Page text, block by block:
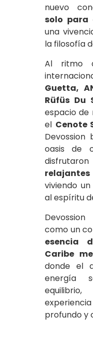
nuevo
solo para
una
la filosofía
Al ritmo
Guetta,
Rüfüs Du
espacio de
el Cenote
Devossion
oasis de
viviendo
al espíritu
como un
esencia
Caribe
donde el
energía
profundo y